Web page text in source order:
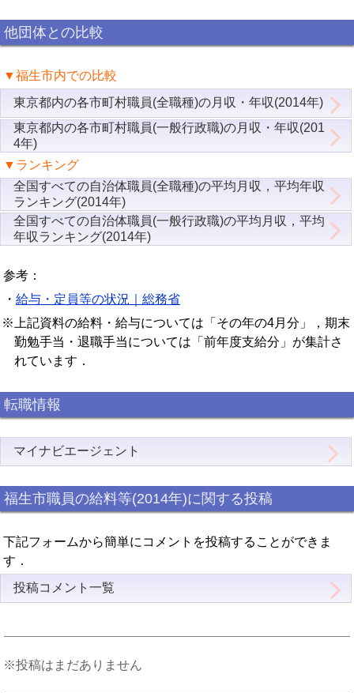
他団体との比較
▼福生市内での比較
東京都内の各市町村職員(全職種)の月収・年収(2014年)
東京都内の各市町村職員(一般行政職)の月収・年収(201
4年)
▼ランキング
全国すべての自治体職員(全職種)の平均月収，平均年収
ランキング(2014年)
全国すべての自治体職員(一般行政職)の平均月収，平均
年収ランキング(2014年)
参考：
・ 給与・定員等の状況｜総務省
※上記資料の給料・給与については「その年の4月分」，期末
勤勉手当・退職手当については「前年度支給分」が集計さ
れています．
転職情報
マイナビエージェント
福生市職員の給料等(2014年)に関する投稿
下記フォームから簡単にコメントを投稿することができま
す．
投稿コメント一覧
※投稿はまだありません